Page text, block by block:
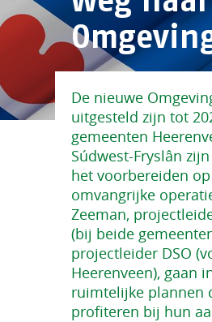
De nieuwe
uitgesteld zijn tot
gemeenten
Súdwest-Fryslân
het voorbereiden
omvangrijke
Zeeman,
(bij beide
projectleider DSO
Heerenveen), gaan
ruimtelijke plannen
profiteren bij hun